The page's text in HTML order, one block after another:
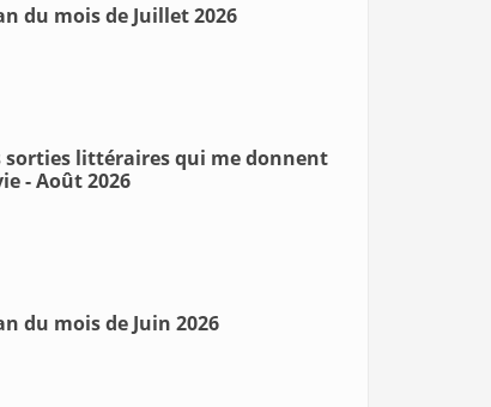
du mois de Juillet 2026
sorties littéraires qui me donnent
- Août 2026
du mois de Juin 2026